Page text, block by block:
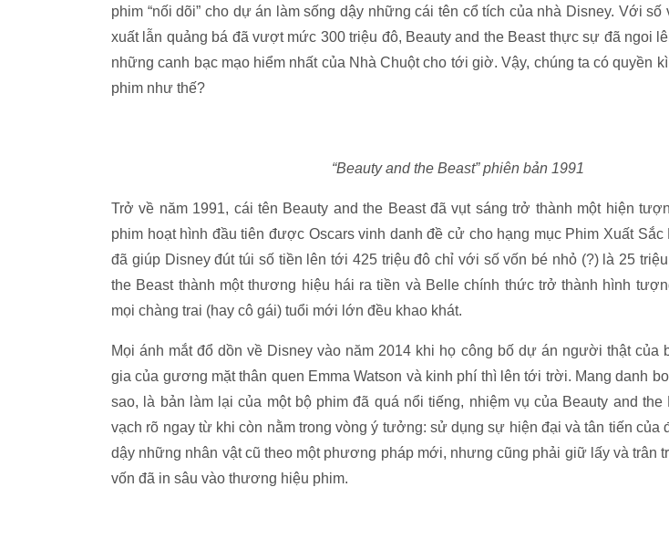
phim “nối dõi” cho dự án làm sống dậy những cái tên cổ tích của nhà Disney. Với số
xuất lẫn quảng bá đã vượt mức 300 triệu đô, Beauty and the Beast thực sự đã ngoi
những canh bạc mạo hiểm nhất của Nhà Chuột cho tới giờ. Vậy, chúng ta có quyền
phim như thế?
“Beauty and the Beast” phiên bản 1991
Trở về năm 1991, cái tên Beauty and the Beast đã vụt sáng trở thành một hiện
phim hoạt hình đầu tiên được Oscars vinh danh đề cử cho hạng mục Phim Xuất Sắc
đã giúp Disney đút túi số tiền lên tới 425 triệu đô chỉ với số vốn bé nhỏ (?) là 25
the Beast thành một thương hiệu hái ra tiền và Belle chính thức trở thành hình
mọi chàng trai (hay cô gái) tuổi mới lớn đều khao khát.
Mọi ánh mắt đổ dồn về Disney vào năm 2014 khi họ công bố dự án người thật của
gia của gương mặt thân quen Emma Watson và kinh phí thì lên tới trời. Mang danh
sao, là bản làm lại của một bộ phim đã quá nổi tiếng, nhiệm vụ của Beauty and
vạch rõ ngay từ khi còn nằm trong vòng ý tưởng: sử dụng sự hiện đại và tân tiến của
dậy những nhân vật cũ theo một phương pháp mới, nhưng cũng phải giữ lấy và trân
vốn đã in sâu vào thương hiệu phim.